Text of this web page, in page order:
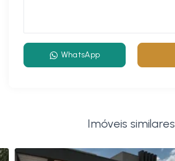
WhatsApp
Imóveis similares